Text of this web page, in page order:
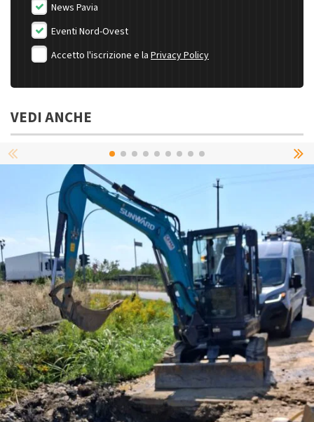
News Pavia
Eventi Nord-Ovest
Accetto l'iscrizione e la Privacy Policy
VEDI ANCHE